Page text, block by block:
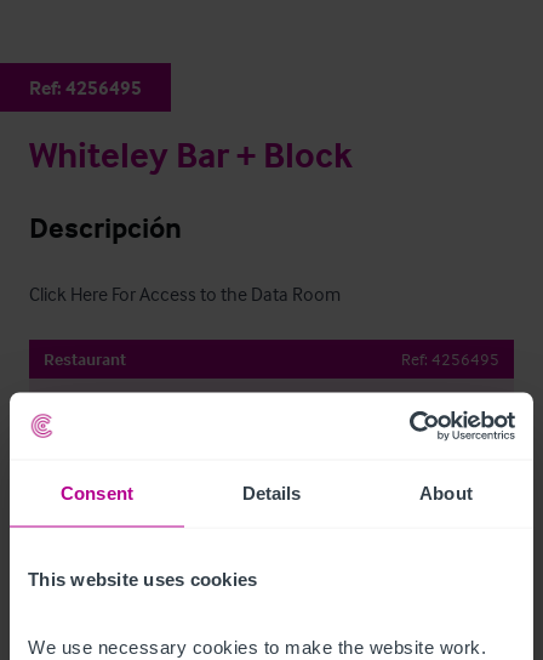
Consent Details About
This website uses cookies
We use necessary cookies to make the website work.
Ref: 4256495
Whiteley Bar + Block
Descripción
Click Here For Access to the Data Room
Restaurant Ref: 4256495
Contacto